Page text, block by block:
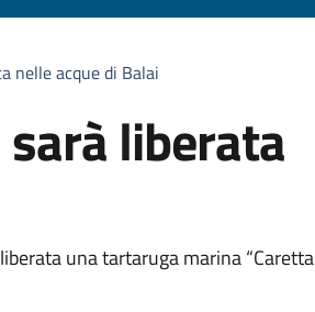
nelle acque di Balai
liberata
una tartaruga marina “Caretta